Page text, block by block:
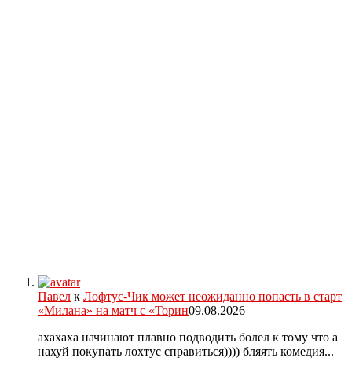
Павел к Лофтус-Чик может неожиданно попасть в старт
«Милана» на матч с «Торин09.08.2026
ахахаха начинают плавно подводить болел к тому что а
нахуй покупать лохтус справиться)))) бляять комедия...